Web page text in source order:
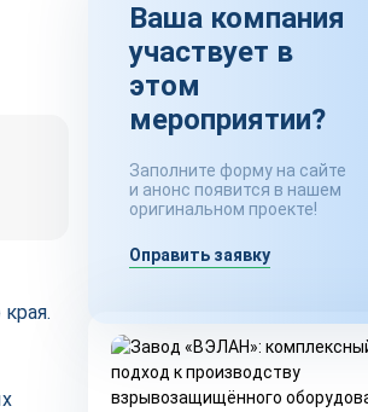
Ваша компания
участвует в
этом
мероприятии?
Заполните форму на сайте
и анонс появится в нашем
оригинальном проекте!
Оправить заявку